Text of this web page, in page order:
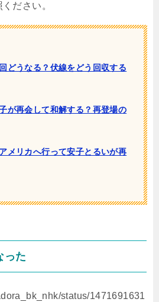
ださい。
どうなる？伏線をどう回収する
が再会して和解する？再登場の
メリカへ行って安子とるいが再
った
status/1471691631